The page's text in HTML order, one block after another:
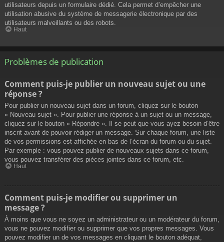
utilisateurs depuis un formulaire dédié. Cela permet d’empêcher une
utilisation abusive du système de messagerie électronique par des
utilisateurs malveillants ou des robots.
Haut
Problèmes de publication
Comment puis-je publier un nouveau sujet ou une
réponse ?
Pour publier un nouveau sujet dans un forum, cliquez sur le bouton
« Nouveau sujet ». Pour publier une réponse à un sujet ou un message,
cliquez sur le bouton « Répondre ». Il se peut que vous ayez besoin d’être
inscrit avant de pouvoir rédiger un message. Sur chaque forum, une liste
de vos permissions est affichée en bas de l’écran du forum ou du sujet.
Par exemple : vous pouvez publier de nouveaux sujets dans ce forum,
vous pouvez transférer des pièces jointes dans ce forum, etc.
Haut
Comment puis-je modifier ou supprimer un
message ?
À moins que vous ne soyez un administrateur ou un modérateur du forum,
vous ne pouvez modifier ou supprimer que vos propres messages. Vous
pouvez modifier un de vos messages en cliquant le bouton adéquat,